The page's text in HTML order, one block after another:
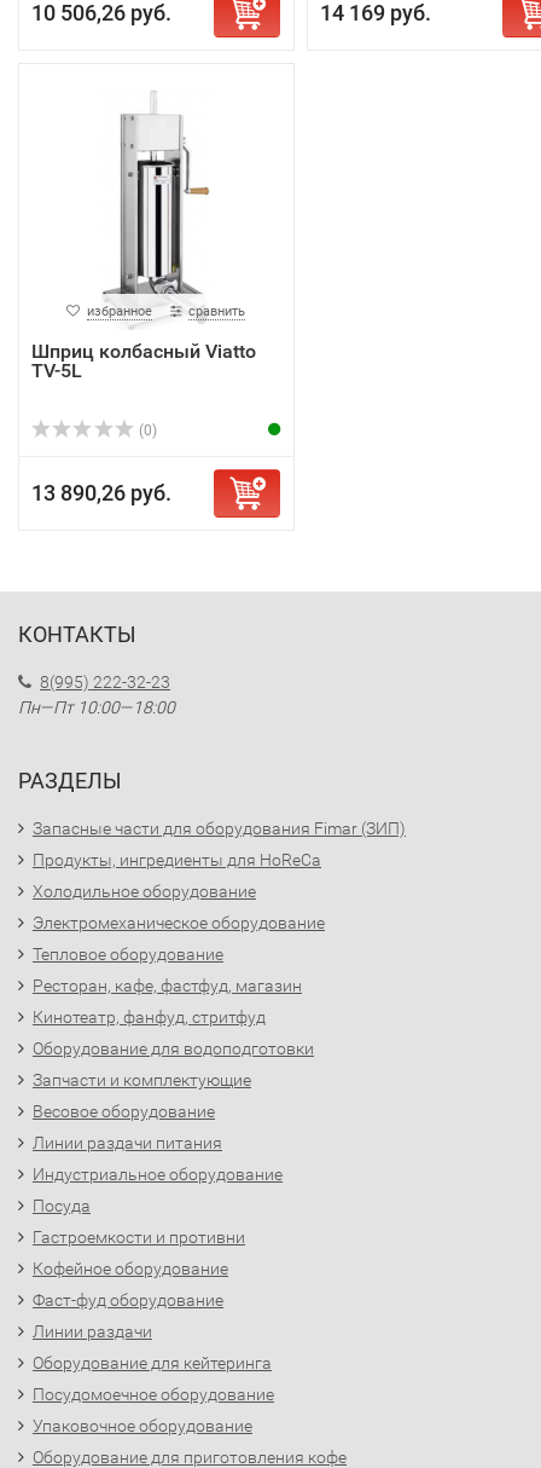
10 506,26 руб. 14 169 руб.
избранное сравнить
Шприц колбасный Viatto
TV-5L
(0)
13 890,26 руб.
КОНТАКТЫ
8(995) 222-32-23
Пн—Пт 10:00—18:00
РАЗДЕЛЫ
Запасные части для оборудования Fimar (ЗИП)
Продукты, ингредиенты для HoReCa
Холодильное оборудование
Электромеханическое оборудование
Тепловое оборудование
Ресторан, кафе, фастфуд, магазин
Кинотеатр, фанфуд, стритфуд
Оборудование для водоподготовки
Запчасти и комплектующие
Весовое оборудование
Линии раздачи питания
Индустриальное оборудование
Посуда
Гастроемкости и противни
Кофейное оборудование
Фаст-фуд оборудование
Линии раздачи
Оборудование для кейтеринга
Посудомоечное оборудование
Упаковочное оборудование
Оборудование для приготовления кофе